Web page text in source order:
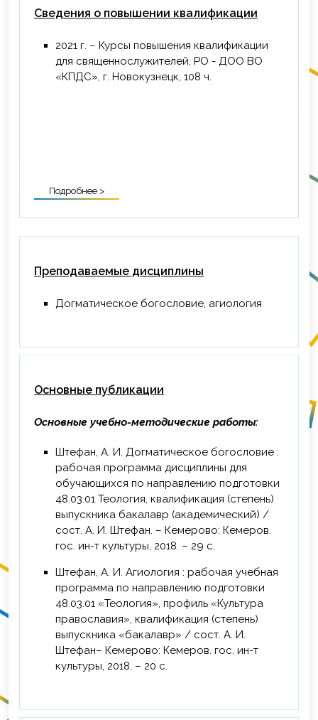
Сведения о повышении квалификации
2021 г. – Курсы повышения квалификации
для священнослужителей, РО - ДОО ВО
«КПДС», г. Новокузнецк, 108 ч.
Подробнее >
Преподаваемые дисциплины
Догматическое богословие, агиология
Основные публикации
Основные учебно-методические работы:
Штефан, А. И. Догматическое богословие :
рабочая программа дисциплины для
обучающихся по направлению подготовки
48.03.01 Теология, квалификация (степень)
выпускника бакалавр (академический) /
сост. А. И. Штефан. – Кемерово: Кемеров.
гос. ин-т культуры, 2018. – 29 с.
Штефан, А. И. Агиология : рабочая учебная
программа по направлению подготовки
48.03.01 «Теология», профиль «Культура
православия», квалификация (степень)
выпускника «бакалавр» / сост. А. И.
Штефан– Кемерово: Кемеров. гос. ин-т
культуры, 2018. – 20 с.